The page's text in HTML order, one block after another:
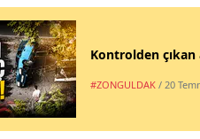
Kontrolden
#ZONGULDAK / 20